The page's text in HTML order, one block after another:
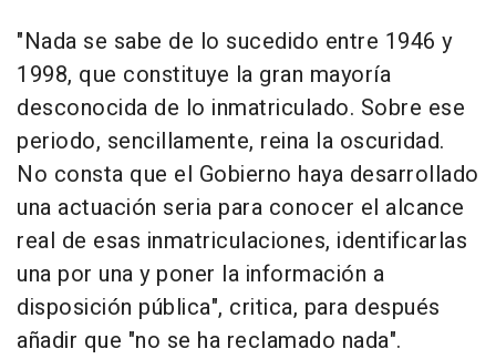
"Nada se sabe de lo sucedido entre 1946 y
1998, que constituye la gran mayoría
desconocida de lo inmatriculado. Sobre ese
periodo, sencillamente, reina la oscuridad.
No consta que el Gobierno haya desarrollado
una actuación seria para conocer el alcance
real de esas inmatriculaciones, identificarlas
una por una y poner la información a
disposición pública", critica, para después
añadir que "no se ha reclamado nada".